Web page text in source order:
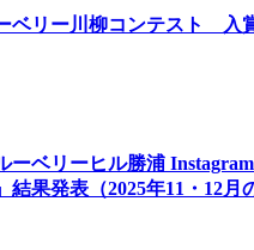
ベリー川柳コンテスト 入
ーベリーヒル勝浦
結果発表（2025年11・12月